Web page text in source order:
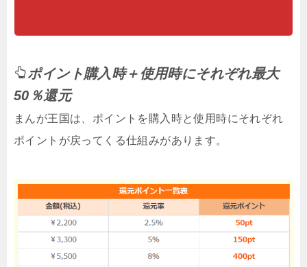
ポイント購入時＋使用時にそれぞれ最大
50％還元
まんが王国は、ポイントを購入時と使用時にそれぞれ
ポイントが戻ってくる仕組みがあります。